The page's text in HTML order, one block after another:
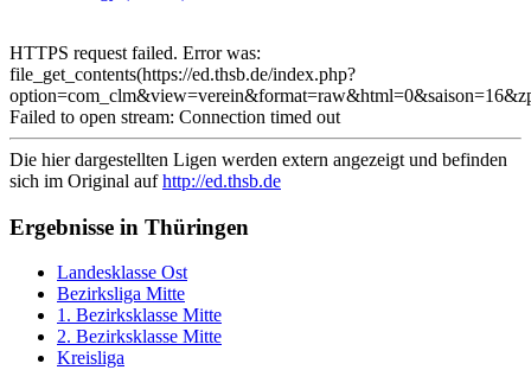
HTTPS request failed. Error was:
file_get_contents(https://ed.thsb.de/index.php?
Failed to open stream: Connection timed out
Die hier dargestellten Ligen werden extern angezeigt und befinden
sich im Original aufhttp://ed.thsb.de
Ergebnisse in Thüringen
Landesklasse Ost
Bezirksliga Mitte
1. Bezirksklasse Mitte
2. Bezirksklasse Mitte
Kreisliga